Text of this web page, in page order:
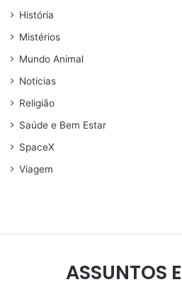
História
Mistérios
Mundo Animal
Noticias
Religião
Saúde e Bem Estar
SpaceX
Viagem
ASSUNTOS